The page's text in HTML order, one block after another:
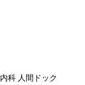
内科 人間ドック